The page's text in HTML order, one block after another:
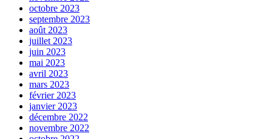
octobre 2023
septembre 2023
août 2023
juillet 2023
juin 2023
mai 2023
avril 2023
mars 2023
février 2023
janvier 2023
décembre 2022
novembre 2022